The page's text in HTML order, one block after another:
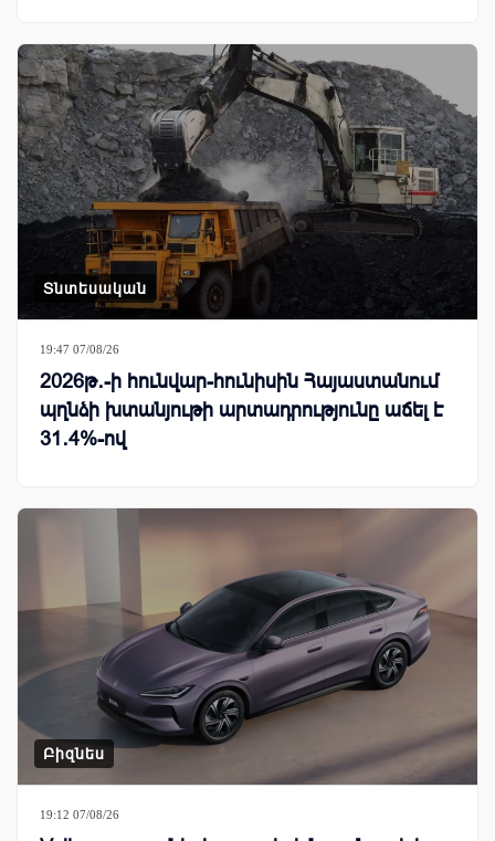
Տնտեսական
19:47 07/08/26
2026թ․-ի հունվար-հունիսին Հայաստանում
պղնձի խտանյութի արտադրությունը աճել է
31․4%-ով
Բիզնես
19:12 07/08/26